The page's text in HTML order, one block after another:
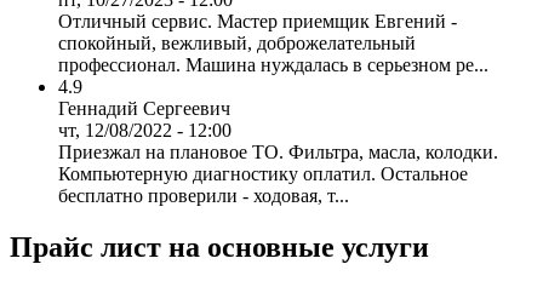
Отличный сервис. Мастер приемщик Евгений -
спокойный, вежливый, доброжелательный
профессионал. Машина нуждалась в серьезном ре...
4.9
Геннадий Сергеевич
чт, 12/08/2022 - 12:00
Приезжал на плановое ТО. Фильтра, масла, колодки.
Компьютерную диагностику оплатил. Остальное
бесплатно проверили - ходовая, т...
Прайс лист на основные услуги